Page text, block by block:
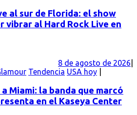
al sur de Florida: el show
vibrar al Hard Rock Live en
8 de agosto de 2026
Tendencia USA hoy
Miami: la banda que marcó
en el Kaseya Center